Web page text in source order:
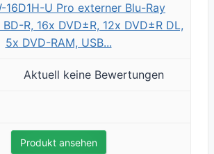
16D1H-U Pro externer Blu-Ray
R, 16x DVD±R, 12x DVD±R DL,
5x DVD-RAM, USB...
Aktuell keine Bewertungen
Produkt ansehen